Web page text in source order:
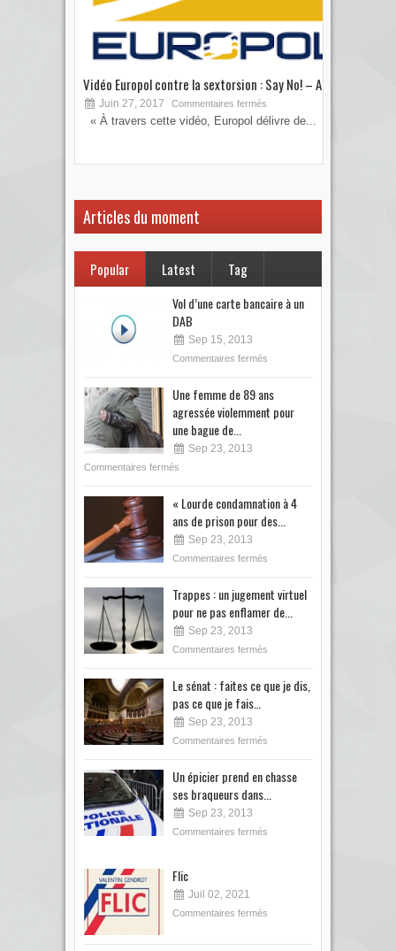
Vidéo Europol contre la sextorsion : Say No! – A...
Juin 27, 2017 Commentaires fermés
« À travers cette vidéo, Europol délivre de...
Articles du moment
Popular Latest Tag
Vol d’une carte bancaire à un
DAB
Sep 15, 2013
Commentaires fermés
Une femme de 89 ans
agressée violemment pour
une bague de...
Sep 23, 2013
Commentaires fermés
« Lourde condamnation à 4
ans de prison pour des...
Sep 23, 2013
Commentaires fermés
Trappes : un jugement virtuel
pour ne pas enflamer de...
Sep 23, 2013
Commentaires fermés
Le sénat : faites ce que je dis,
pas ce que je fais…
Sep 23, 2013
Commentaires fermés
Un épicier prend en chasse
ses braqueurs dans...
Sep 23, 2013
Commentaires fermés
Flic
Juil 02, 2021
Commentaires fermés